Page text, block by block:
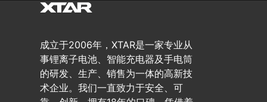
成立于2006年，XTAR是一家专业从
事锂离子电池、智能充电器及手电筒
的研发、生产、销售为一体的高新技
术企业。我们一直致力于安全、可